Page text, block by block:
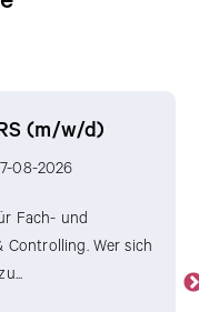
(m/w/d)
08-2026
Fach- und
Controlling. Wer sich